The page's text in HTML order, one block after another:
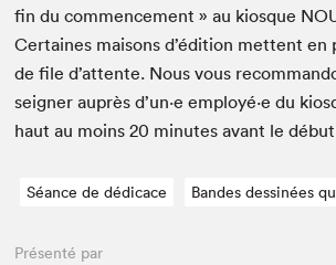
fin du com­mence­ment » au kiosque
Cer­taines maisons d’édi­tion met­tent en
de file d’at­tente. Nous vous
seign­er auprès d’un·e employé·e du
haut au moins20 min­utes avant le
Séance de dédicace Bandes dessinées
Présenté par